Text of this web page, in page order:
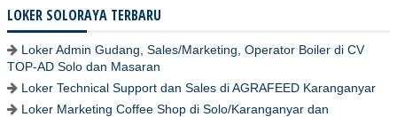
LOKER SOLORAYA TERBARU
Loker Admin Gudang, Sales/Marketing, Operator Boiler di CV
TOP-AD Solo dan Masaran
Loker Technical Support dan Sales di AGRAFEED Karanganyar
Loker Marketing Coffee Shop di Solo/Karanganyar dan